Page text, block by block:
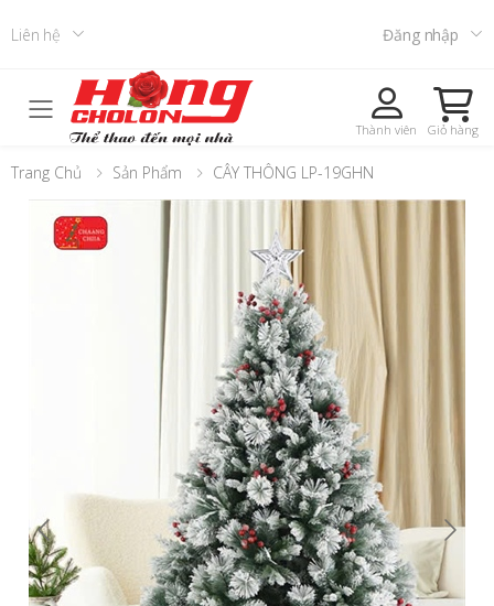
Liên hệ Đăng nhập
Toggle mobile menu Thành viên Giỏ hàng
Trang Chủ Sản Phẩm CÂY THÔNG LP-19GHN